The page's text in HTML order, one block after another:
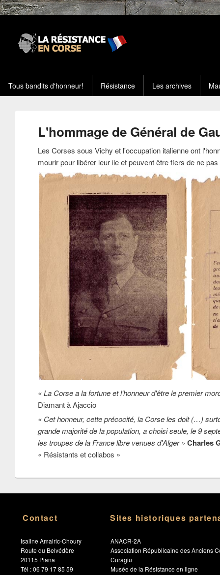
Tous bandits d'honneur! Résistance Les archives
L'hommage de Général de
Les Corses sous Vichy et l'occupation italienne ont
mourir pour libérer leur ile et peuvent être fiers de ne
« La Corse a la fortune et l'honneur d'être le premier
Diamant à Ajaccio
« Cet honneur, cette précocité, la Corse les doit (…)
grande majorité de la population, a choisi seule, le 9
les troupes de la France libre venues d'Alger » Charles
« Résistants et collabos »
Contact
Isaline Amalric-Choury
Route du Belvédère
20115 Piana
Tél : 06 79 17 85 59
Sites historiques
ANACR-2A
Association Républicaine des Anciens
Curagiu
Musée de la Résistance en ligne